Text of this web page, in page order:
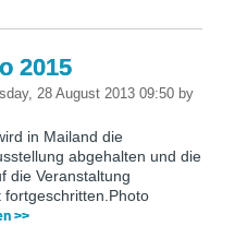
2015
28 August 2013 09:50 by
in Mailand die
abgehalten und die
die Veranstaltung
>>